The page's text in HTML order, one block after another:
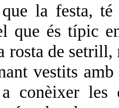
la festa,
que és típic
rosta de
vestits
conèixer les